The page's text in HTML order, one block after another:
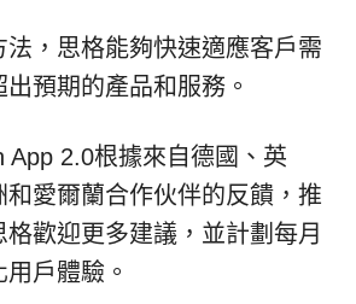
，思格能夠快速適應客戶需
預期的產品和服務。
App 2.0根據來自德國、英
和愛爾蘭合作伙伴的反饋，推
歡迎更多建議，並計劃每月
戶體驗。